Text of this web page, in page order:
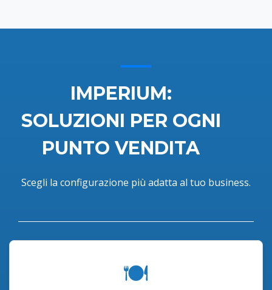
IMPERIUM:
SOLUZIONI PER OGNI
PUNTO VENDITA
Scegli la configurazione più adatta al tuo business.
🍽️